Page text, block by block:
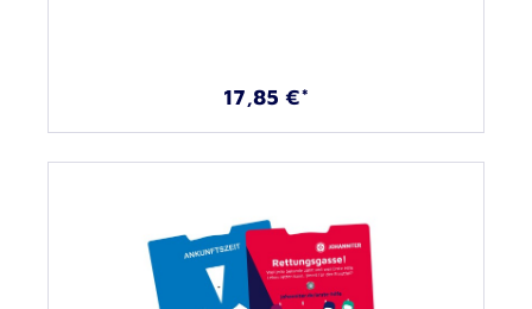
17,85 €*